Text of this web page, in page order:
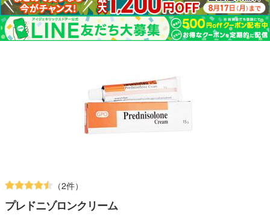
（2件）
プレドニゾロンクリーム